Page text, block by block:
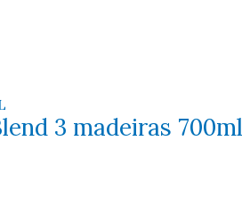
3 madeiras 700ml